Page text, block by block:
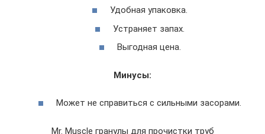
Удобная упаковка.
Устраняет запах.
Выгодная цена.
Минусы:
Может не справиться с сильными засорами.
Mr. Muscle гранулы для прочистки труб